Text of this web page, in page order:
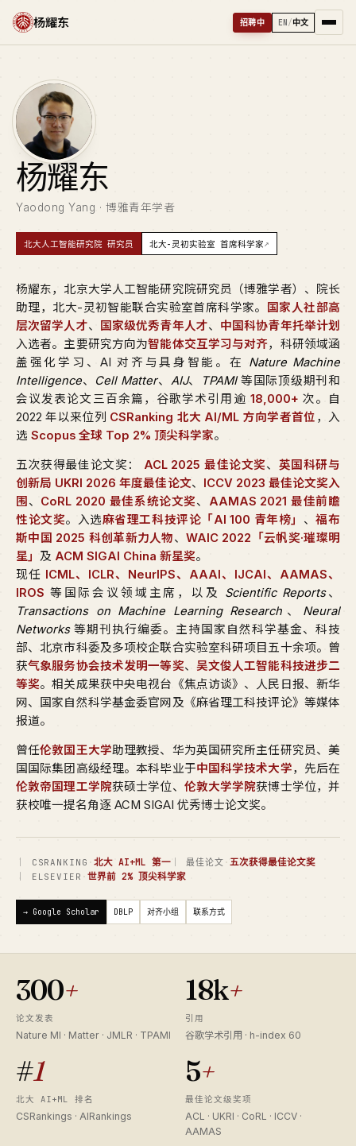
杨耀东 招聘中 EN/中文
杨耀东
Yaodong Yang · 博雅青年学者
北大人工智能研究院 研究员 北大-灵初实验室 首席科学家↗
杨耀东，北京大学人工智能研究院研究员（博雅学者）、院长
助理，北大-灵初智能联合实验室首席科学家。
国家人社部高
层次留学人才、 国家级优秀青年人才、 中国科协青年托举计划
入选者。主要研究方向为智能体交互学习与对齐，科研领域涵
盖强化学习、AI 对齐与具身智能。在 Nature Machine
Intelligence、 Cell Matter、 AIJ、 TPAMI等国际顶级期刊和
会议发表论文三百余篇，谷歌学术引用逾 18,000+ 次。自
2022 年以来位列 CSRanking 北大 AI/ML 方向学者首位 ，入
选 Scopus 全球 Top 2% 顶尖科学家。
五次获得最佳论文奖： ACL 2025 最佳论文奖、 英国科研与
创新局 UKRI 2026 年度最佳论文、 ICCV 2023 最佳论文奖入
围 、 CoRL 2020 最佳系统论文奖、 AAMAS 2021 最佳前瞻
性论文奖。入选麻省理工科技评论「AI 100 青年榜」 、福布
斯中国 2025 科创革新力人物、WAIC 2022「云帆奖·璀璨明
星」 及 ACM SIGAI China 新星奖。
现任 ICML、ICLR、NeurIPS、AAAI、IJCAI、AAMAS、
IROS 等国际会议领域主席，以及 Scientific Reports、
Transactions on Machine Learning Research 、 Neural
Networks等期刊执行编委。主持国家自然科学基金、科技
部、北京市科委及多项校企联合实验室科研项目五十余项。曾
获气象服务协会技术发明一等奖、 吴文俊人工智能科技进步二
等奖。相关成果获中央电视台《焦点访谈》、人民日报、新华
网、国家自然科学基金委官网及《麻省理工科技评论》等媒体
报道。
曾任伦敦国王大学助理教授、华为英国研究所主任研究员、美
国国际集团高级经理。本科毕业于中国科学技术大学，先后在
伦敦帝国理工学院获硕士学位、 伦敦大学学院获博士学位，并
获校唯一提名角逐 ACM SIGAI 优秀博士论文奖。
｜ CSRANKING · 北大 AI+ML 第一｜ 最佳论文 · 五次获得最佳论文奖
｜ ELSEVIER · 世界前 2% 顶尖科学家
→ Google Scholar DBLP 对齐小组 联系方式
300+
论文发表
Nature MI · Matter · JMLR · TPAMI
18k+
引用
谷歌学术引用 · h-index 60
#1
北大 AI+ML 排名
CSRankings · AIRankings
5+
最佳论文级奖项
ACL · UKRI · CoRL · ICCV ·
AAMAS